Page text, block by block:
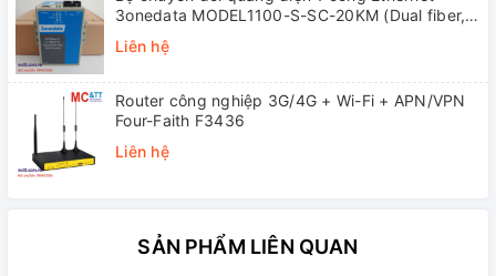
3onedata MODEL1100-S-SC-20KM (Dual fiber,
Liên hệ
Router công nghiệp 3G/4G + Wi-Fi + APN/VPN
Four-Faith F3436
Liên hệ
SẢN PHẨM LIÊN QUAN